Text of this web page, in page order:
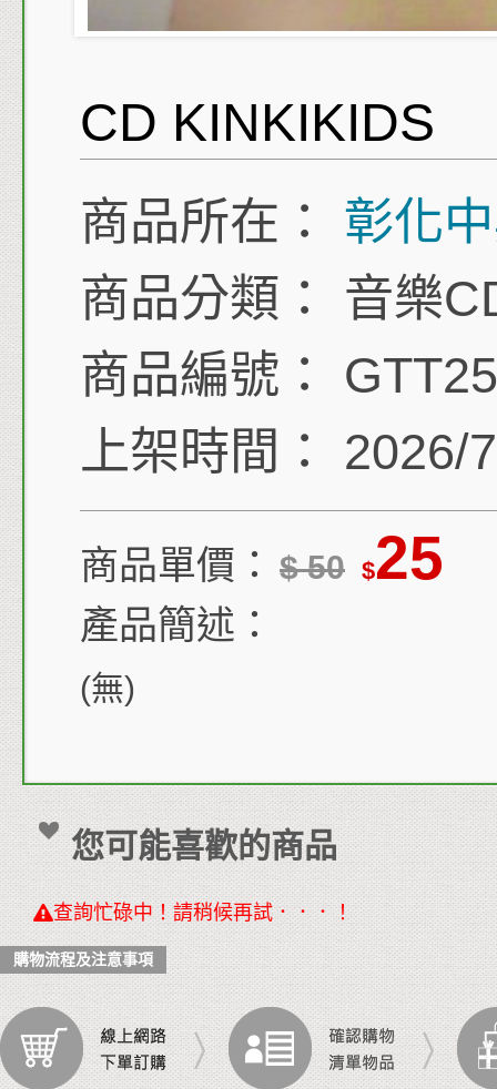
CD KINKIKIDS
商品所在：
彰化
商品分類：
音樂
商品編號：
上架時間：
2026/
商品單價： $50 $25
產品簡述：
(無)
您可能喜歡的商品
查詢忙碌中！請稍候再試．．．！
購物流程及注意事項